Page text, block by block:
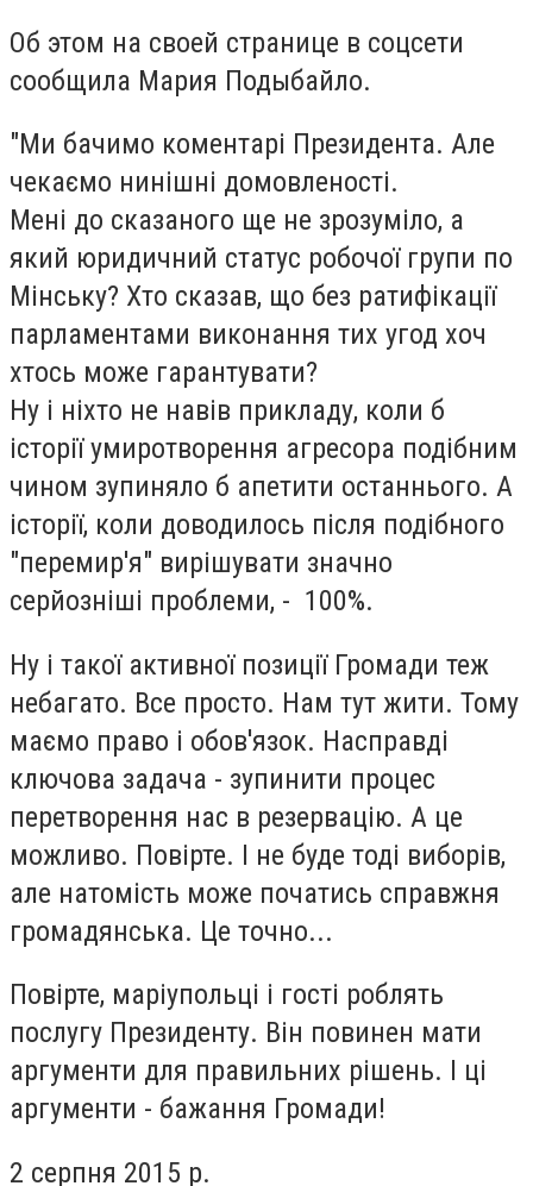
Об этом на своей странице в соцсети
сообщила Мария Подыбайло.
"Ми бачимо коментарі Президента. Але
чекаємо нинішні домовленості.
Мені до сказаного ще не зрозуміло, а
який юридичний статус робочої групи по
Мінську? Хто сказав, що без ратифікації
парламентами виконання тих угод хоч
хтось може гарантувати?
Ну і ніхто не навів прикладу, коли б
історії умиротворення агресора подібним
чином зупиняло б апетити останнього. А
історії, коли доводилось після подібного
"перемир'я" вирішувати значно
серйозніші проблеми, - 100%.
Ну і такої активної позиції Громади теж
небагато. Все просто. Нам тут жити. Тому
маємо право і обов'язок. Насправді
ключова задача - зупинити процес
перетворення нас в резервацію. А це
можливо. Повірте. І не буде тоді виборів,
але натомість може початись справжня
громадянська. Це точно...
Повірте, маріупольці і гості роблять
послугу Президенту. Він повинен мати
аргументи для правильних рішень. І ці
аргументи - бажання Громади!
2 серпня 2015 р.